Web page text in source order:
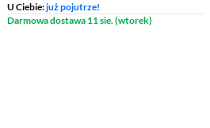
U Ciebie:już pojutrze!
Darmowa dostawa 11 sie. (wtorek)